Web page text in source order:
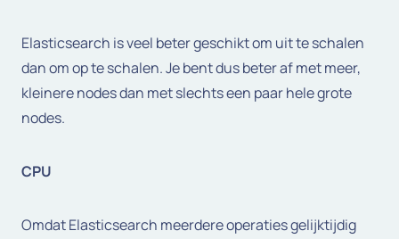
Elasticsearch is veel beter geschikt om uit te schalen
dan om op te schalen. Je bent dus beter af met meer,
kleinere nodes dan met slechts een paar hele grote
nodes.
CPU
Omdat Elasticsearch meerdere operaties gelijktijdig